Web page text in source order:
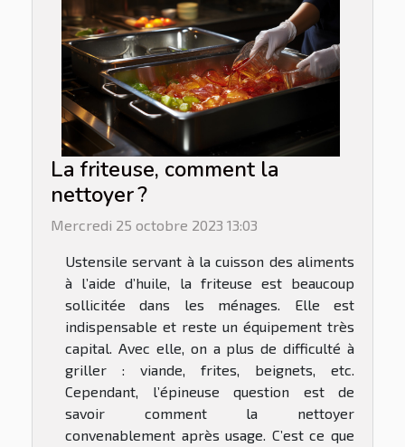
La friteuse, comment la
nettoyer ?
Mercredi 25 octobre 2023 13:03
Ustensile servant à la cuisson des aliments
à l’aide d’huile, la friteuse est beaucoup
sollicitée dans les ménages. Elle est
indispensable et reste un équipement très
capital. Avec elle, on a plus de difficulté à
griller : viande, frites, beignets, etc.
Cependant, l’épineuse question est de
savoir comment la nettoyer
convenablement après usage. C’est ce que